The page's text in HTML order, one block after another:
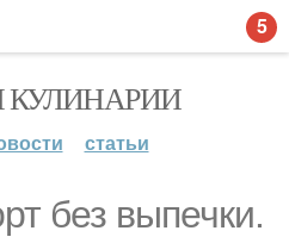
статьи
без выпечки.
5